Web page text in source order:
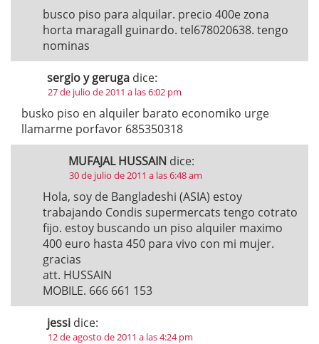
busco piso para alquilar. precio 400e zona
horta maragall guinardo. tel678020638. tengo
nominas
sergio y geruga dice:
27 de julio de 2011 a las 6:02 pm
busko piso en alquiler barato economiko urge
llamarme porfavor 685350318
MUFAJAL HUSSAIN dice:
30 de julio de 2011 a las 6:48 am
Hola, soy de Bangladeshi (ASIA) estoy
trabajando Condis supermercats tengo cotrato
fijo. estoy buscando un piso alquiler maximo
400 euro hasta 450 para vivo con mi mujer.
gracias
att. HUSSAIN
MOBILE. 666 661 153
jessi dice:
12 de agosto de 2011 a las 4:24 pm